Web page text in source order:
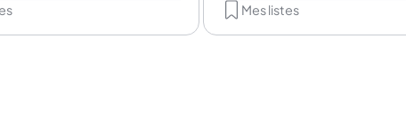
Mes listes